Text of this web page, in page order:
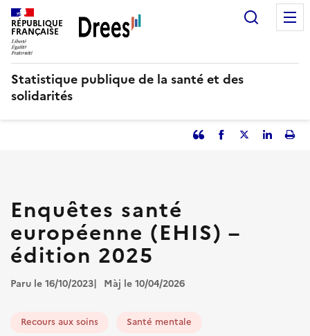
Aller
au
contenu
principal
RÉPUBLIQUE
FRANÇAISE
Statistique publique de la santé et des
solidarités
PartagerFacebook
Partager
Partager
Enquêtes santé
européenne (EHIS) –
édition 2025
Paru le 16/10/2023 Màj le 10/04/2026
Recours aux soins
Santé mentale